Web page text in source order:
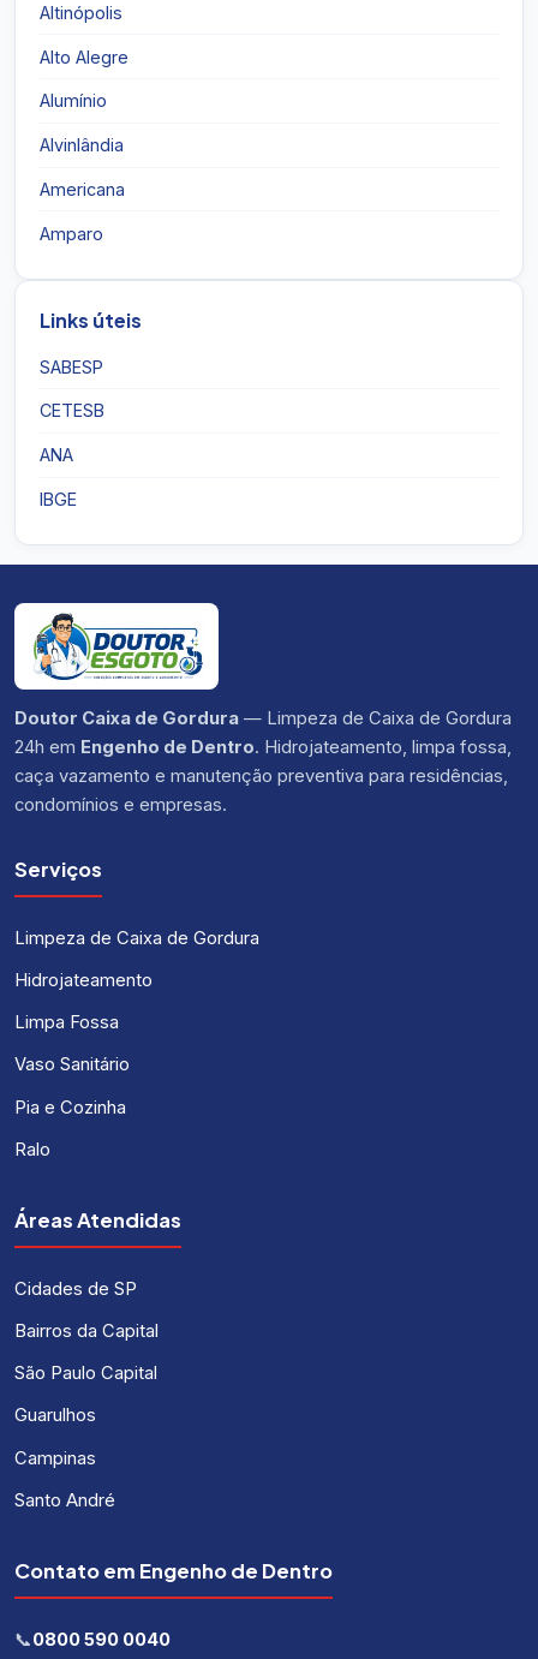
Altinópolis
Alto Alegre
Alumínio
Alvinlândia
Americana
Amparo
Links úteis
SABESP
CETESB
ANA
IBGE
Doutor Caixa de Gordura — Limpeza de Caixa de Gordura
24h em Engenho de Dentro. Hidrojateamento, limpa fossa,
caça vazamento e manutenção preventiva para residências,
condomínios e empresas.
Serviços
Limpeza de Caixa de Gordura
Hidrojateamento
Limpa Fossa
Vaso Sanitário
Pia e Cozinha
Ralo
Áreas Atendidas
Cidades de SP
Bairros da Capital
São Paulo Capital
Guarulhos
Campinas
Santo André
Contato em Engenho de Dentro
📞0800 590 0040